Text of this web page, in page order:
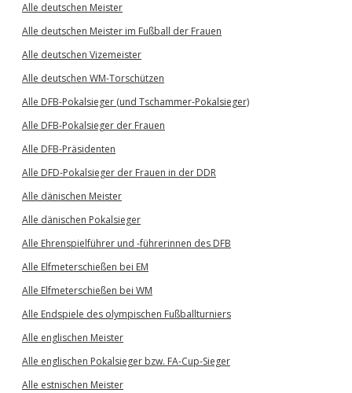
Alle deutschen Meister
Alle deutschen Meister im Fußball der Frauen
Alle deutschen Vizemeister
Alle deutschen WM-Torschützen
Alle DFB-Pokalsieger (und Tschammer-Pokalsieger)
Alle DFB-Pokalsieger der Frauen
Alle DFB-Präsidenten
Alle DFD-Pokalsieger der Frauen in der DDR
Alle dänischen Meister
Alle dänischen Pokalsieger
Alle Ehrenspielführer und -führerinnen des DFB
Alle Elfmeterschießen bei EM
Alle Elfmeterschießen bei WM
Alle Endspiele des olympischen Fußballturniers
Alle englischen Meister
Alle englischen Pokalsieger bzw. FA-Cup-Sieger
Alle estnischen Meister